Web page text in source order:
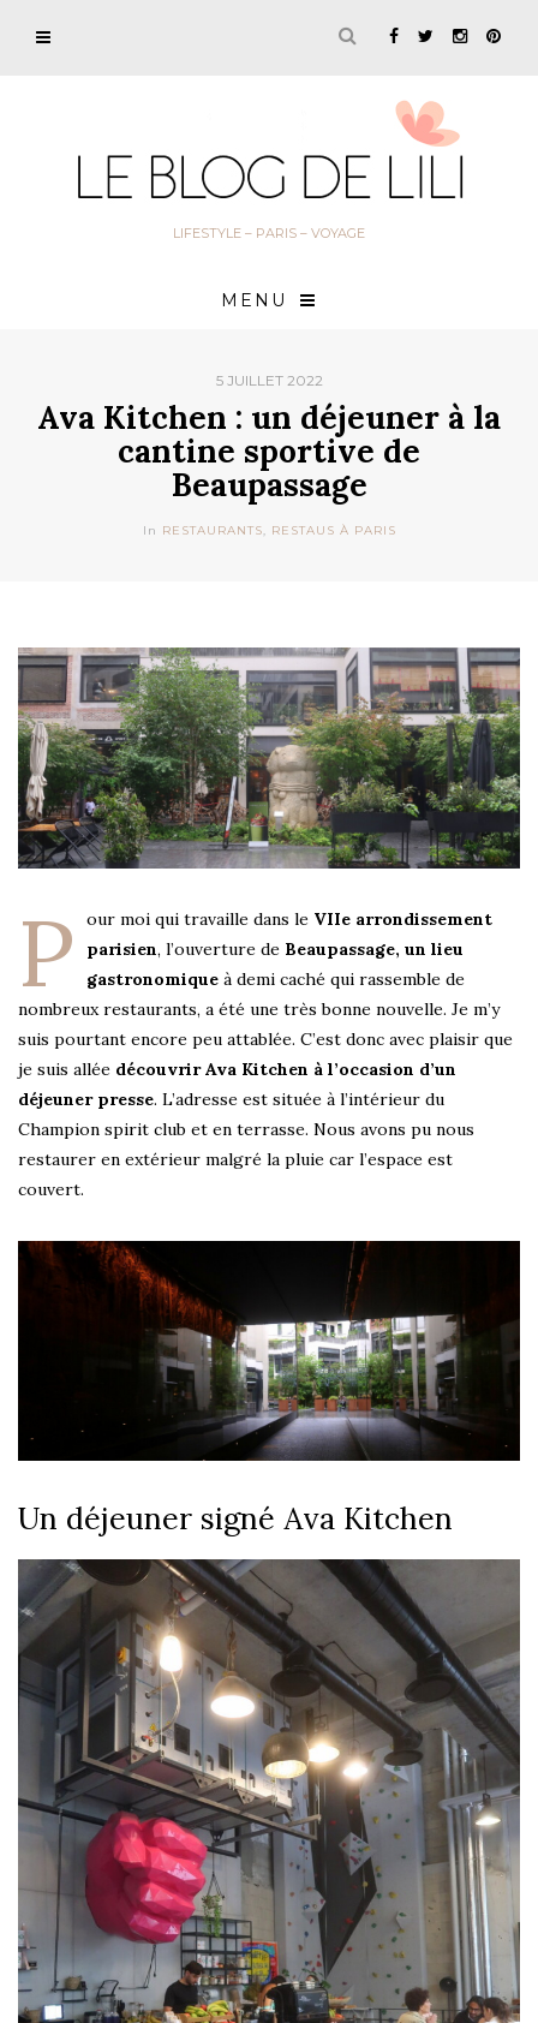
LIFESTYLE – PARIS – VOYAGE
MENU
5 JUILLET 2022
Ava Kitchen : un déjeuner à la
cantine sportive de
Beaupassage
In RESTAURANTS, RESTAUS À PARIS
P our moi qui travaille dans le VIIe arrondissement
parisien, l’ouverture de Beaupassage, un lieu
gastronomique à demi caché qui rassemble de
nombreux restaurants, a été une très bonne nouvelle. Je m’y
suis pourtant encore peu attablée. C’est donc avec plaisir que
je suis allée découvrir Ava Kitchen à l’occasion d’un
déjeuner presse. L’adresse est située à l’intérieur du
Champion spirit club et en terrasse. Nous avons pu nous
restaurer en extérieur malgré la pluie car l’espace est
couvert.
Un déjeuner signé Ava Kitchen